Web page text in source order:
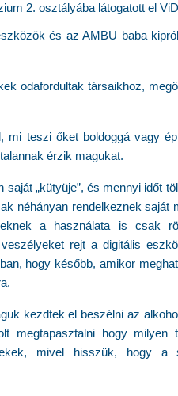
2. osztályába látogatott el
és az AMBU baba
odafordultak társaikhoz,
mi teszi őket boldoggá vagy
érzik magukat.
„kütyüje”, és mennyi időt
néhányan rendelkeznek saját
a használata is csak
rejt a digitális
hogy később, amikor
kezdtek el beszélni az
megtapasztalni hogy
mivel hisszük, hogy a